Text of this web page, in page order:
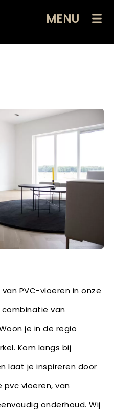
MENU
PVC-vloeren in onze
combinatie van
je in de regio
Kom langs bij
laat je inspireren door
vloeren, van
onderhoud. Wij